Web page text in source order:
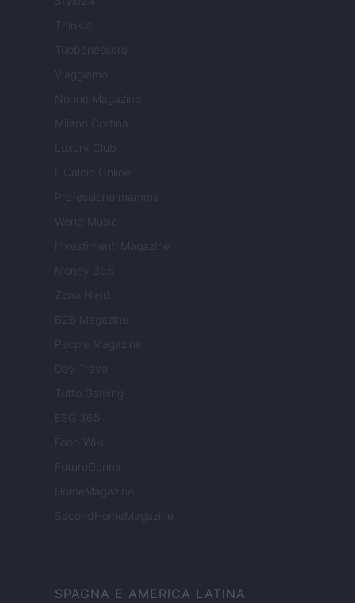
Think.it
Tuobenessere
Viaggiamo
Nonne Magazine
Milano Cortina
Luxury Club
Il Calcio Online
Professione mamma
World Music
Investimenti Magazine
Money 365
Zona Nerd
B2B Magazine
People Magazine
Day Travel
Tutto Gaming
ESG 365
Food Wiki
FuturoDonna
HomeMagazine
SecondHomeMagazine
SPAGNA E AMERICA LATINA